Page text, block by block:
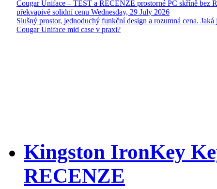
Cougar Uniface – TEST a RECENZE prostorné PC skříně bez
překvapivě solidní cenu Wednesday, 29 July 2026
Slušný prostor, jednoduchý funkční design a rozumná cena. Jaká
Cougar Uniface mid case v praxi?
Kingston IronKey
RECENZE